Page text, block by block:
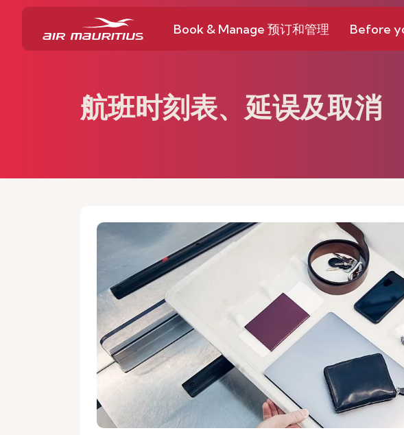
Book & Manage 预订和管理 Before
航班时刻表、延误及取消